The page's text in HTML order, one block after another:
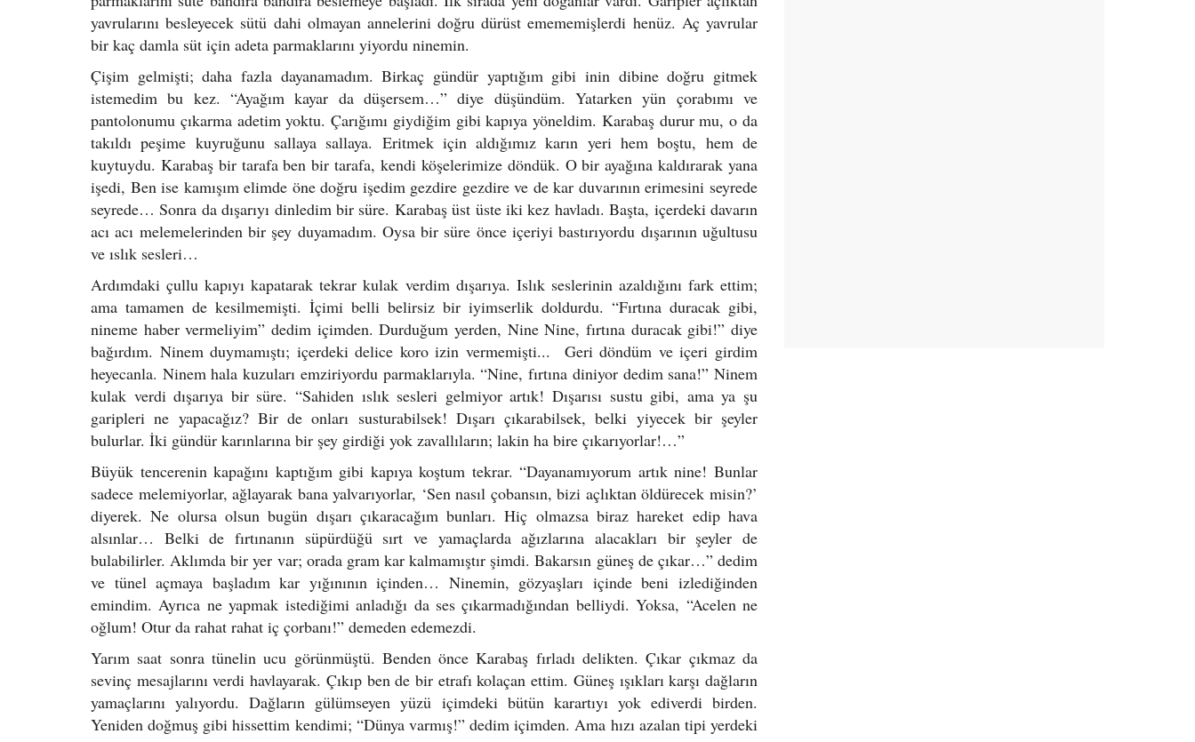
yavrularını besleyecek sütü dahi olmayan annelerini doğru dürüst emememişlerdi henüz. Aç yavrular
bir kaç damla süt için adeta parmaklarını yiyordu ninemin.
Çişim gelmişti; daha fazla dayanamadım. Birkaç gündür yaptığım gibi inin dibine doğru gitmek
istemedim bu kez. “Ayağım kayar da düşersem…” diye düşündüm. Yatarken yün çorabımı ve
pantolonumu çıkarma adetim yoktu. Çarığımı giydiğim gibi kapıya yöneldim. Karabaş durur mu, o da
takıldı peşime kuyruğunu sallaya sallaya. Eritmek için aldığımız karın yeri hem boştu, hem de
kuytuydu. Karabaş bir tarafa ben bir tarafa, kendi köşelerimize döndük. O bir ayağına kaldırarak yana
işedi, Ben ise kamışım elimde öne doğru işedim gezdire gezdire ve de kar duvarının erimesini seyrede
seyrede… Sonra da dışarıyı dinledim bir süre. Karabaş üst üste iki kez havladı. Başta, içerdeki davarın
acı acı melemelerinden bir şey duyamadım. Oysa bir süre önce içeriyi bastırıyordu dışarının uğultusu
ve ıslık sesleri…
Ardımdaki çullu kapıyı kapatarak tekrar kulak verdim dışarıya. Islık seslerinin azaldığını fark ettim;
ama tamamen de kesilmemişti. İçimi belli belirsiz bir iyimserlik doldurdu. “Fırtına duracak gibi,
nineme haber vermeliyim” dedim içimden. Durduğum yerden, Nine Nine, fırtına duracak gibi!” diye
bağırdım. Ninem duymamıştı; içerdeki delice koro izin vermemişti... Geri döndüm ve içeri girdim
heyecanla. Ninem hala kuzuları emziriyordu parmaklarıyla. “Nine, fırtına diniyor dedim sana!” Ninem
kulak verdi dışarıya bir süre. “Sahiden ıslık sesleri gelmiyor artık! Dışarısı sustu gibi, ama ya şu
garipleri ne yapacağız? Bir de onları susturabilsek! Dışarı çıkarabilsek, belki yiyecek bir şeyler
bulurlar. İki gündür karınlarına bir şey girdiği yok zavallıların; lakin ha bire çıkarıyorlar!…”
Büyük tencerenin kapağını kaptığım gibi kapıya koştum tekrar. “Dayanamıyorum artık nine! Bunlar
sadece melemiyorlar, ağlayarak bana yalvarıyorlar, ‘Sen nasıl çobansın, bizi açlıktan öldürecek misin?’
diyerek. Ne olursa olsun bugün dışarı çıkaracağım bunları. Hiç olmazsa biraz hareket edip hava
alsınlar… Belki de fırtınanın süpürdüğü sırt ve yamaçlarda ağızlarına alacakları bir şeyler de
bulabilirler. Aklımda bir yer var; orada gram kar kalmamıştır şimdi. Bakarsın güneş de çıkar…” dedim
ve tünel açmaya başladım kar yığınının içinden… Ninemin, gözyaşları içinde beni izlediğinden
emindim. Ayrıca ne yapmak istediğimi anladığı da ses çıkarmadığından belliydi. Yoksa, “Acelen ne
oğlum! Otur da rahat rahat iç çorbanı!” demeden edemezdi.
Yarım saat sonra tünelin ucu görünmüştü. Benden önce Karabaş fırladı delikten. Çıkar çıkmaz da
sevinç mesajlarını verdi havlayarak. Çıkıp ben de bir etrafı kolaçan ettim. Güneş ışıkları karşı dağların
yamaçlarını yalıyordu. Dağların gülümseyen yüzü içimdeki bütün karartıyı yok ediverdi birden.
Yeniden doğmuş gibi hissettim kendimi; “Dünya varmış!” dedim içimden. Ama hızı azalan tipi yerdeki